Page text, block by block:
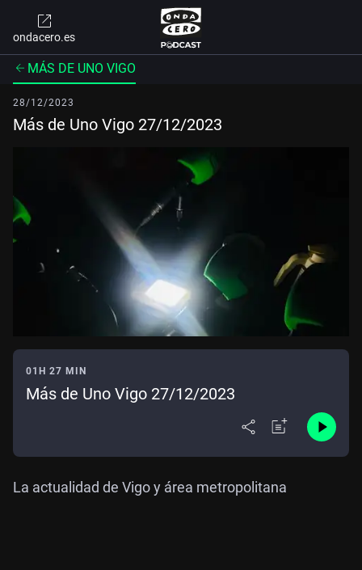
ondacero.es
MÁS DE UNO VIGO
28/12/2023
Más de Uno Vigo 27/12/2023
01H 27 MIN
Más de Uno Vigo 27/12/2023
La actualidad de Vigo y área metropolitana